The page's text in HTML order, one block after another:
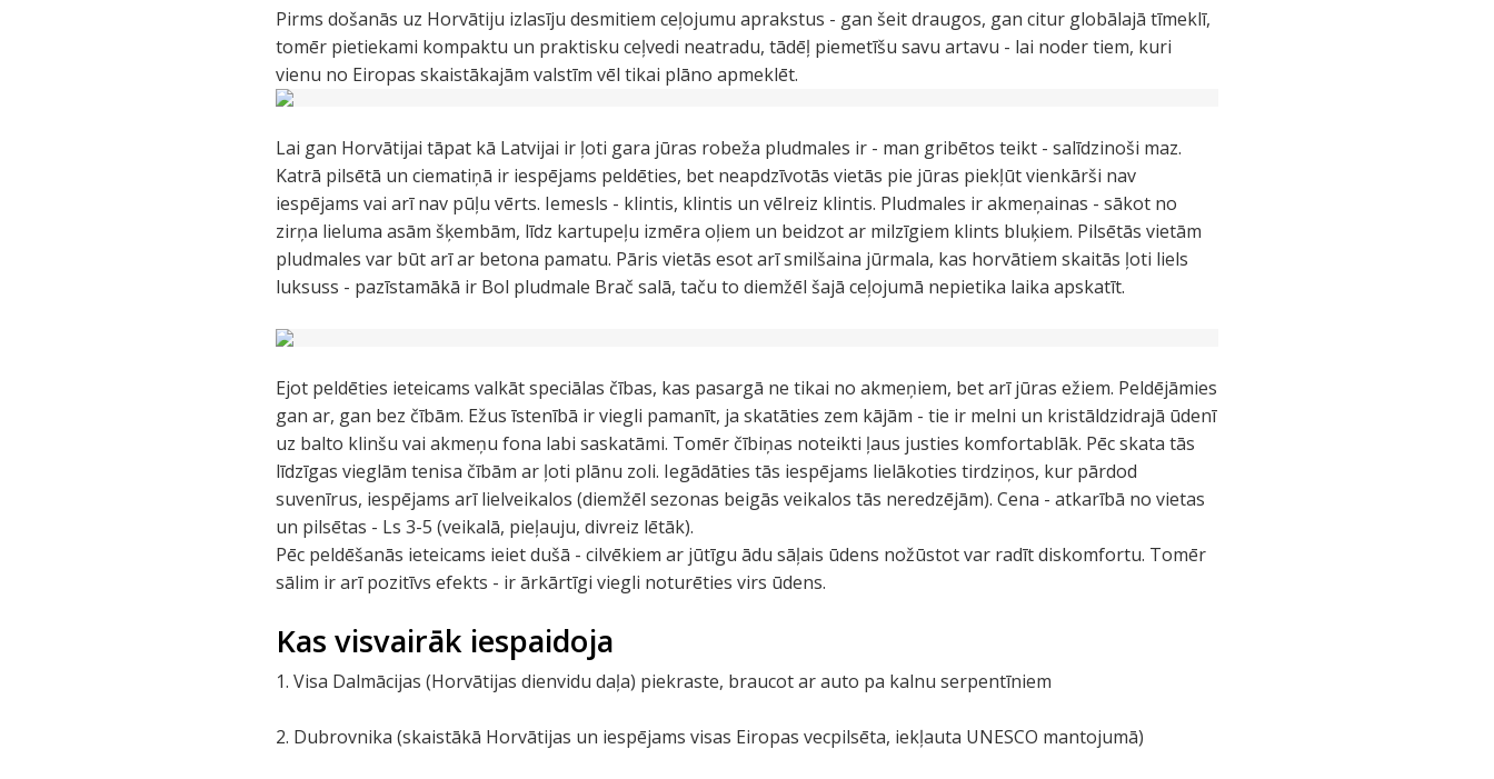
Pirms došanās uz Horvātiju izlasīju desmitiem ceļojumu aprakstus - gan šeit draugos, gan citur globālajā tīmeklī,
tomēr pietiekami kompaktu un praktisku ceļvedi neatradu, tādēļ piemetīšu savu artavu - lai noder tiem, kuri
vienu no Eiropas skaistākajām valstīm vēl tikai plāno apmeklēt.
Lai gan Horvātijai tāpat kā Latvijai ir ļoti gara jūras robeža pludmales ir - man gribētos teikt - salīdzinoši maz.
Katrā pilsētā un ciematiņā ir iespējams peldēties, bet neapdzīvotās vietās pie jūras piekļūt vienkārši nav
iespējams vai arī nav pūļu vērts. Iemesls - klintis, klintis un vēlreiz klintis. Pludmales ir akmeņainas - sākot no
zirņa lieluma asām šķembām, līdz kartupeļu izmēra oļiem un beidzot ar milzīgiem klints bluķiem. Pilsētās vietām
pludmales var būt arī ar betona pamatu. Pāris vietās esot arī smilšaina jūrmala, kas horvātiem skaitās ļoti liels
luksuss - pazīstamākā ir Bol pludmale Brač salā, taču to diemžēl šajā ceļojumā nepietika laika apskatīt.
Ejot peldēties ieteicams valkāt speciālas čības, kas pasargā ne tikai no akmeņiem, bet arī jūras ežiem. Peldējāmies
gan ar, gan bez čībām. Ežus īstenībā ir viegli pamanīt, ja skatāties zem kājām - tie ir melni un kristāldzidrajā ūdenī
uz balto klinšu vai akmeņu fona labi saskatāmi. Tomēr čībiņas noteikti ļaus justies komfortablāk. Pēc skata tās
līdzīgas vieglām tenisa čībām ar ļoti plānu zoli. Iegādāties tās iespējams lielākoties tirdziņos, kur pārdod
suvenīrus, iespējams arī lielveikalos (diemžēl sezonas beigās veikalos tās neredzējām). Cena - atkarībā no vietas
un pilsētas - Ls 3-5 (veikalā, pieļauju, divreiz lētāk).
Pēc peldēšanās ieteicams ieiet dušā - cilvēkiem ar jūtīgu ādu sāļais ūdens nožūstot var radīt diskomfortu. Tomēr
sālim ir arī pozitīvs efekts - ir ārkārtīgi viegli noturēties virs ūdens.
Kas visvairāk iespaidoja
1. Visa Dalmācijas (Horvātijas dienvidu daļa) piekraste, braucot ar auto pa kalnu serpentīniem
2. Dubrovnika (skaistākā Horvātijas un iespējams visas Eiropas vecpilsēta, iekļauta UNESCO mantojumā)